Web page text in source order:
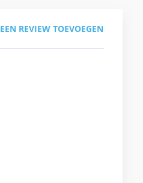
EEN REVIEW TOEVOEGEN